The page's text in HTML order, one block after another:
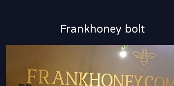
Frankhoney bolt